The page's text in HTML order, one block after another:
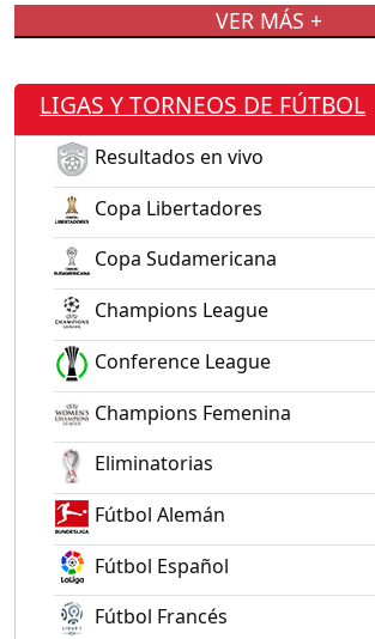
VER MÁS +
LIGAS Y TORNEOS DE FÚTBOL
Resultados en vivo
Copa Libertadores
Copa Sudamericana
Champions League
Conference League
Champions Femenina
Eliminatorias
Fútbol Alemán
Fútbol Español
Fútbol Francés